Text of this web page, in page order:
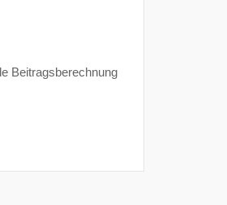
Beitragsberechnung